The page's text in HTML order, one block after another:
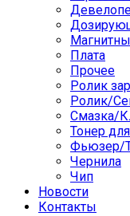
Плата
Прочее
Ролик
Ролик/
Смазка/
Тонер
Фьюзер/
Чернила
Чип
Новости
Контакты